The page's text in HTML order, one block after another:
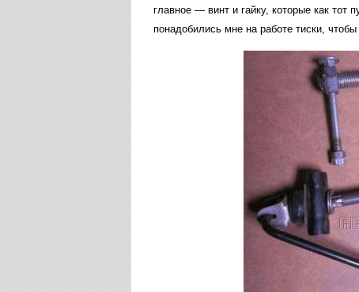
главное — винт и гайку, которые как тот
понадобились мне на работе тиски,